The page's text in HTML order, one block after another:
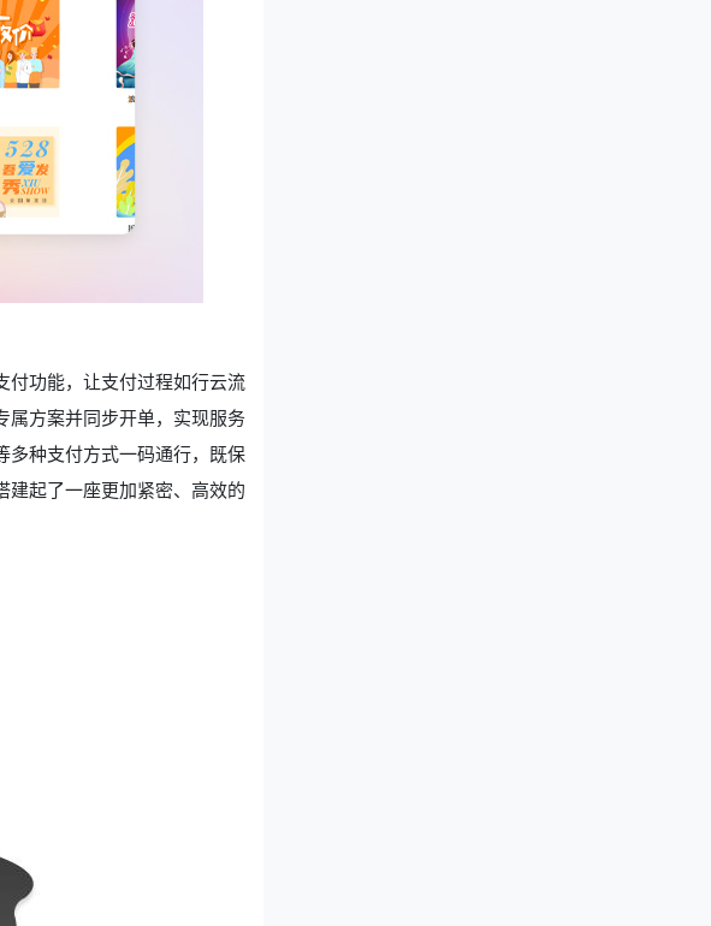
付功能，让支付过程如行云流
属方案并同步开单，实现服务
多种支付方式一码通行，既保
建起了一座更加紧密、高效的